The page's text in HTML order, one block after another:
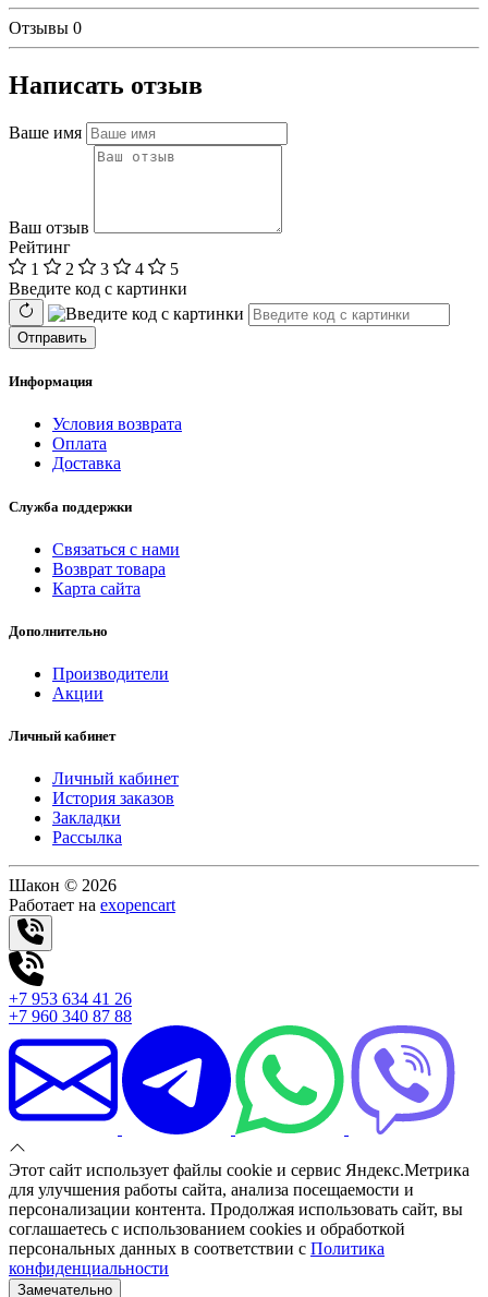
Отзывы 0
Написать отзыв
Ваше имя
Ваш отзыв
Рейтинг
1
2 3 4
5
Введите код с картинки
Отправить
Информация
Условия возврата
Оплата
Доставка
Служба поддержки
Связаться с нами
Возврат товара
Карта сайта
Дополнительно
Производители
Акции
Личный кабинет
Личный кабинет
История заказов
Закладки
Рассылка
Шакон © 2026
Работает на exopencart
+7 953 634 41 26
+7 960 340 87 88
Этот сайт использует файлы cookie и сервис Яндекс.Метрика
для улучшения работы сайта, анализа посещаемости и
персонализации контента. Продолжая использовать сайт, вы
соглашаетесь с использованием cookies и обработкой
персональных данных в соответствии с Политика
конфиденциальности
Замечательно